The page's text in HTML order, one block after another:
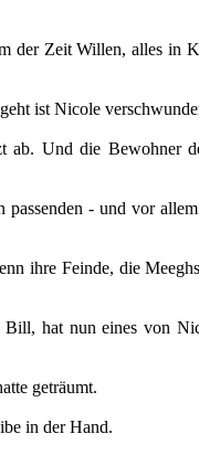
der Zeit Willen, alles in
ist Nicole
Und die Bewohner
- und vor
ihre Feinde, die
hat nun eines von
geträumt.
in der Hand.